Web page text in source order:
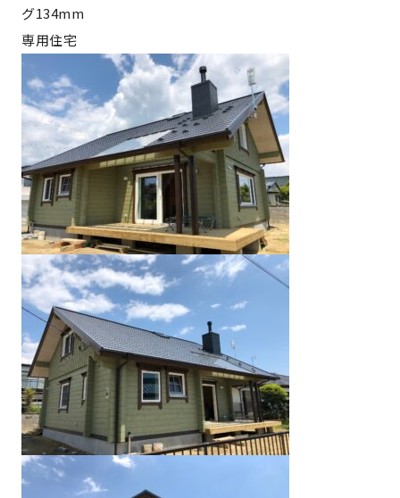
グ134mm
専用住宅